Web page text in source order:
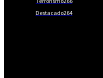
Destacado264